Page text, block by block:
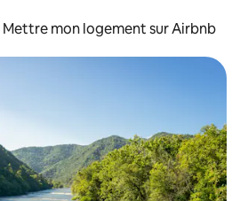
Mettre mon logement sur Airbnb